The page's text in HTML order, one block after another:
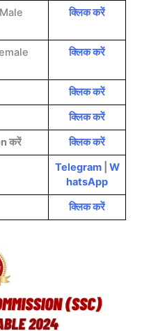
क्लिक करें
क्लिक करें
क्लिक करें
क्लिक करें
करें
क्लिक करें
Telegram| W
hatsApp
क्लिक करें